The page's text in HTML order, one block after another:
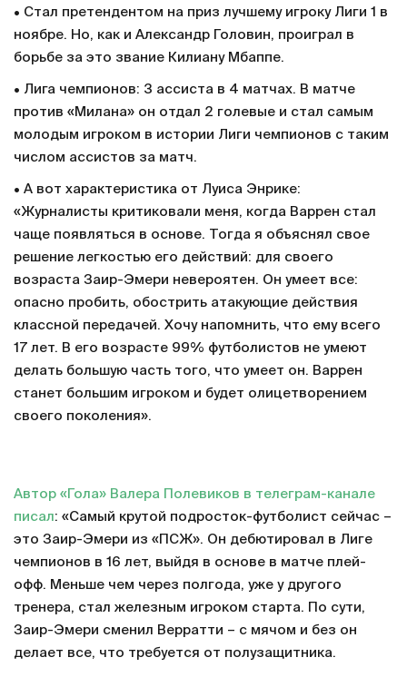
• Стал претендентом на приз лучшему игроку Лиги 1 в
ноябре. Но, как и Александр Головин, проиграл в
борьбе за это звание Килиану Мбаппе.
• Лига чемпионов: 3 ассиста в 4 матчах. В матче
против «Милана» он отдал 2 голевые и стал самым
молодым игроком в истории Лиги чемпионов с таким
числом ассистов за матч.
• А вот характеристика от Луиса Энрике:
«Журналисты критиковали меня, когда Варрен стал
чаще появляться в основе. Тогда я объяснял свое
решение легкостью его действий: для своего
возраста Заир-Эмери невероятен. Он умеет все:
опасно пробить, обострить атакующие действия
классной передачей. Хочу напомнить, что ему всего
17 лет. В его возрасте 99% футболистов не умеют
делать большую часть того, что умеет он. Варрен
станет большим игроком и будет олицетворением
своего поколения».
Автор «Гола» Валера Полевиков в телеграм-канале
писал: «Самый крутой подросток-футболист сейчас –
это Заир-Эмери из «ПСЖ». Он дебютировал в Лиге
чемпионов в 16 лет, выйдя в основе в матче плей-
офф. Меньше чем через полгода, уже у другого
тренера, стал железным игроком старта. По сути,
Заир-Эмери сменил Верратти – с мячом и без он
делает все, что требуется от полузащитника.